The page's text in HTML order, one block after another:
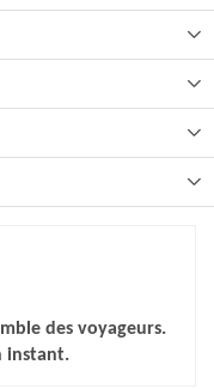
des voyageurs.
instant.